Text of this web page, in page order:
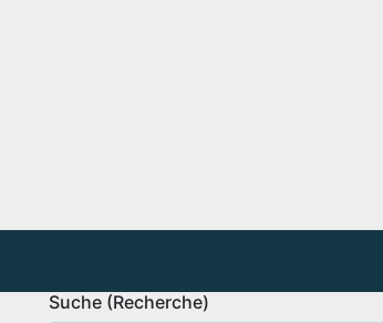
Suche (Recherche)